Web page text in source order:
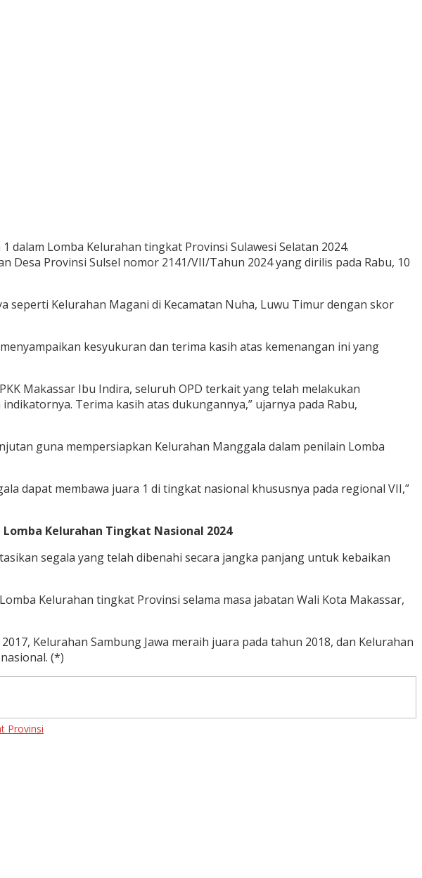
Lomba Kelurahan tingkat Provinsi Sulawesi Selatan 2024.
Provinsi Sulsel nomor 2141/VII/Tahun 2024 yang dirilis pada Rabu, 10
Kelurahan Magani di Kecamatan Nuha, Luwu Timur dengan skor
kesyukuran dan terima kasih atas kemenangan ini yang
Makassar Ibu Indira, seluruh OPD terkait yang telah melakukan
Terima kasih atas dukungannya,” ujarnya pada Rabu,
guna mempersiapkan Kelurahan Manggala dalam penilain Lomba
dapat membawa juara 1 di tingkat nasional khususnya pada regional VII,”
Kelurahan Tingkat Nasional 2024
segala yang telah dibenahi secara jangka panjang untuk kebaikan
Kelurahan tingkat Provinsi selama masa jabatan Wali Kota Makassar,
Kelurahan Sambung Jawa meraih juara pada tahun 2018, dan Kelurahan
(*)
Provinsi